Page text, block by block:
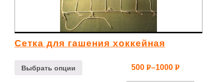
Сетка для гашения хоккейная
Выбрать опции 500 Р–1000 Р